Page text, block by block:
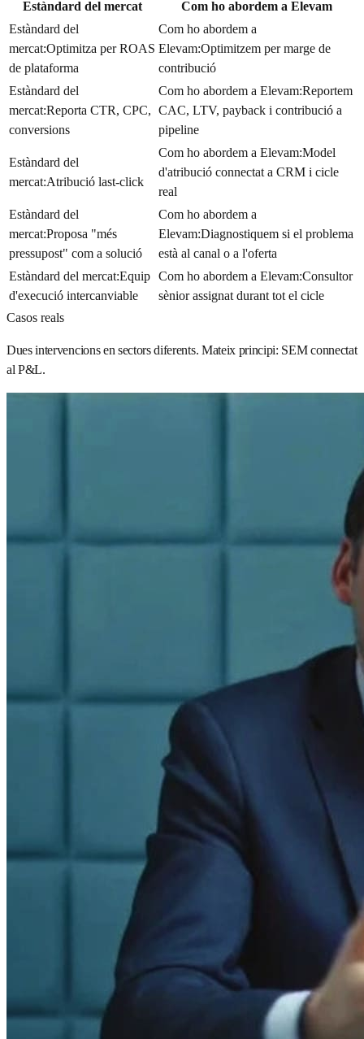
Estàndard del mercat
Com ho abordem a Elevam
Estàndard del
mercat:Optimitza per ROAS
de plataforma
Com ho abordem a
Elevam:Optimitzem per marge de
contribució
Estàndard del
mercat:Reporta CTR, CPC,
conversions
Com ho abordem a Elevam:Reportem
CAC, LTV, payback i contribució a
pipeline
Estàndard del
mercat:Atribució last-click
Com ho abordem a Elevam:Model
d'atribució connectat a CRM i cicle
real
Estàndard del
mercat:Proposa "més
pressupost" com a solució
Com ho abordem a
Elevam:Diagnostiquem si el problema
està al canal o a l'oferta
Estàndard del mercat:Equip
d'execució intercanviable
Com ho abordem a Elevam:Consultor
sènior assignat durant tot el cicle
Casos reals
Dues intervencions en sectors diferents. Mateix principi: SEM connectat
al P&L.